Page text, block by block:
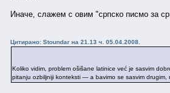
Иначе, слажем с овим "српско писмо за
Цитирано: Stoundar на 21.13 ч. 05.04.2008.
Koliko vidim, problem ošišane latinice već je sasvim
pitanju ozbiljniji konteksti — a bavimo se sasvim